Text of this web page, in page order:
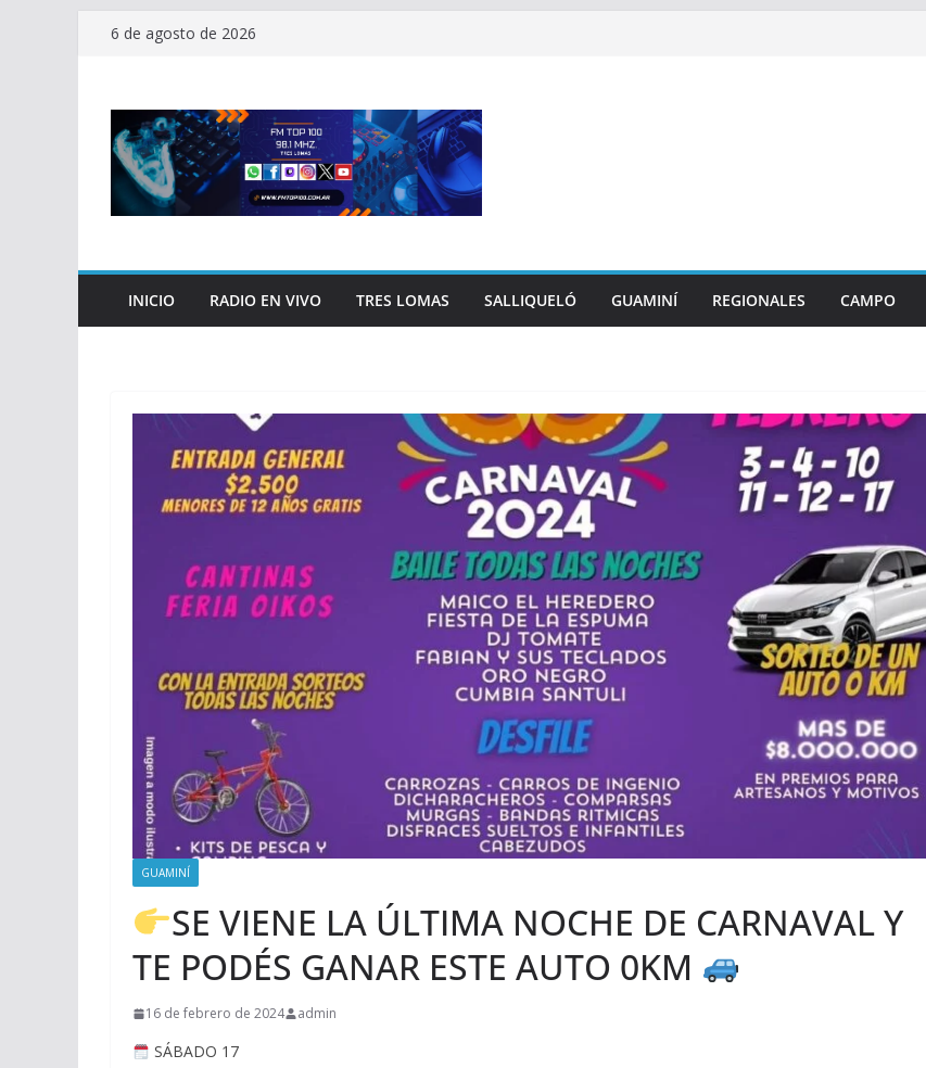
Saltar6 de agosto de 2026
INICIO RADIO EN VIVO TRES LOMAS SALLIQUELÓ GUAMINÍ REGIONALES CAMPO
GUAMINÍ
SE VIENE LA ÚLTIMA NOCHE DE CARNAVAL Y
TE PODÉS GANAR ESTE AUTO 0KM
16 de febrero de 2024 admin
SÁBADO 17